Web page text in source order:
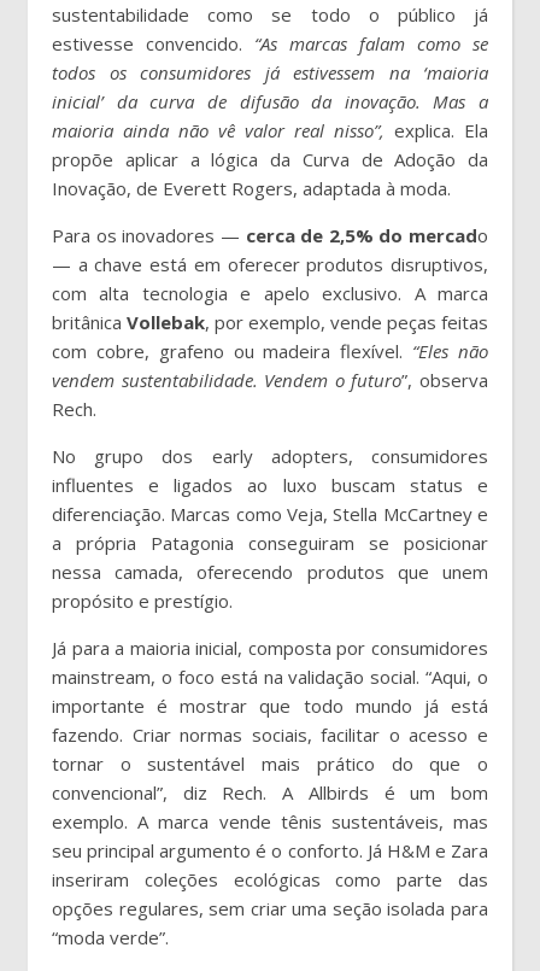
sustentabilidade como se todo o público já
estivesse convencido. “As marcas falam como se
todos os consumidores já estivessem na ‘maioria
inicial’ da curva de difusão da inovação. Mas a
maioria ainda não vê valor real nisso”, explica. Ela
propõe aplicar a lógica da Curva de Adoção da
Inovação, de Everett Rogers, adaptada à moda.
Para os inovadores — cerca de 2,5% do mercado
— a chave está em oferecer produtos disruptivos,
com alta tecnologia e apelo exclusivo. A marca
britânica Vollebak, por exemplo, vende peças feitas
com cobre, grafeno ou madeira flexível. “Eles não
vendem sustentabilidade. Vendem o futuro”, observa
Rech.
No grupo dos early adopters, consumidores
influentes e ligados ao luxo buscam status e
diferenciação. Marcas como Veja, Stella McCartney e
a própria Patagonia conseguiram se posicionar
nessa camada, oferecendo produtos que unem
propósito e prestígio.
Já para a maioria inicial, composta por consumidores
mainstream, o foco está na validação social. “Aqui, o
importante é mostrar que todo mundo já está
fazendo. Criar normas sociais, facilitar o acesso e
tornar o sustentável mais prático do que o
convencional”, diz Rech. A Allbirds é um bom
exemplo. A marca vende tênis sustentáveis, mas
seu principal argumento é o conforto. Já H&M e Zara
inseriram coleções ecológicas como parte das
opções regulares, sem criar uma seção isolada para
“moda verde”.